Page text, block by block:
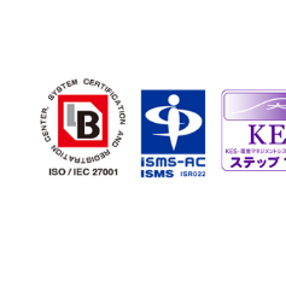
失、毀損、破
報を正確に、